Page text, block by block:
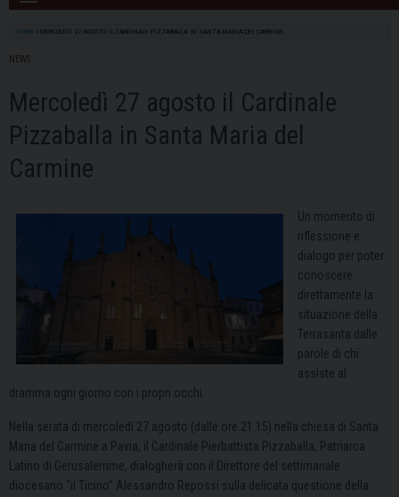
HOME MERCOLEDÌ 27 AGOSTO IL CARDINALE PIZZABALLA IN SANTA MARIA DEL CARMINE
NEWS
Mercoledì 27 agosto il Cardinale
Pizzaballa in Santa Maria del
Carmine
Un momento di
riflessione e
dialogo per poter
conoscere
direttamente la
situazione della
Terrasanta dalle
parole di chi
assiste al
dramma ogni giorno con i propri occhi.
Nella serata di mercoledì 27 agosto (dalle ore 21.15) nella chiesa di Santa
Maria del Carmine a Pavia, il Cardinale Pierbattista Pizzaballa, Patriarca
Latino di Gerusalemme, dialogherà con il Direttore del settimanale
diocesano “il Ticino” Alessandro Repossi sulla delicata questione della